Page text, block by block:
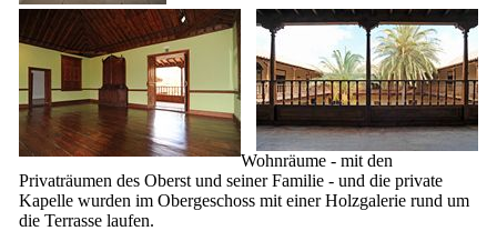
Wohnräume - mit den
Privaträumen des Oberst und seiner Familie - und die private
Kapelle wurden im Obergeschoss mit einer Holzgalerie rund um
die Terrasse laufen.